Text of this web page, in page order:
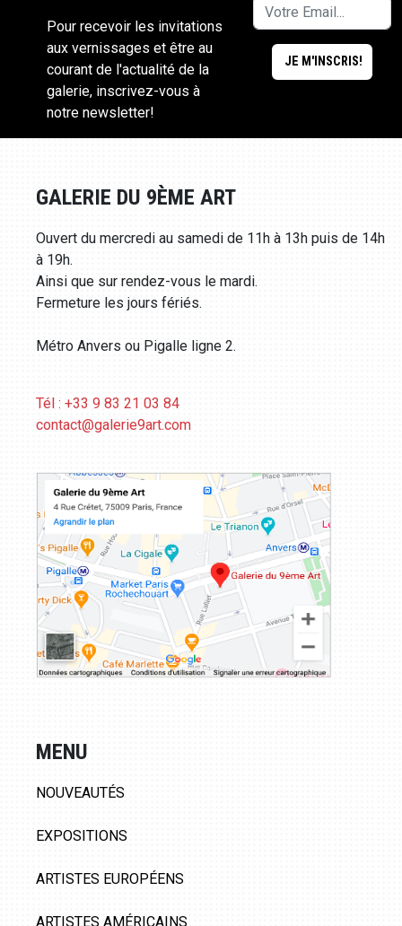
Pour recevoir les invitations
aux vernissages et être au
courant de l'actualité de la
galerie, inscrivez-vous à
notre newsletter!
GALERIE DU 9ÈME ART
Ouvert du mercredi au samedi de 11h à 13h puis de 14h
à 19h.
Ainsi que sur rendez-vous le mardi.
Fermeture les jours fériés.
Métro Anvers ou Pigalle ligne 2.
Tél : +33 9 83 21 03 84
contact@galerie9art.com
MENU
NOUVEAUTÉS
EXPOSITIONS
ARTISTES EUROPÉENS
ARTISTES AMÉRICAINS